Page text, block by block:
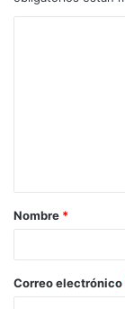
Nombre *
Correo electrónico